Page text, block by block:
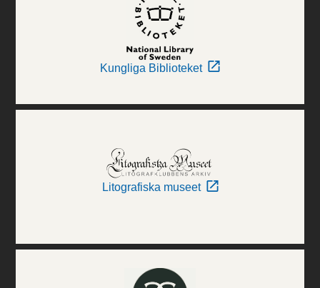
Kungliga Biblioteket
Litografiska museet